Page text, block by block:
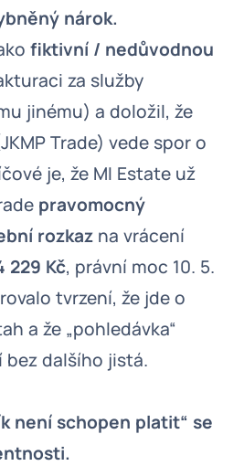
nárok.
fiktivní / nedůvodnou
za služby
jinému) a doložil, že
Trade) vede spor o
je, že MI Estate už
pravomocný
rozkaz na vrácení
229 Kč, právní moc 10. 5.
tvrzení, že jde o
a že „pohledávka“
bez dalšího jistá.
není schopen platit“ se